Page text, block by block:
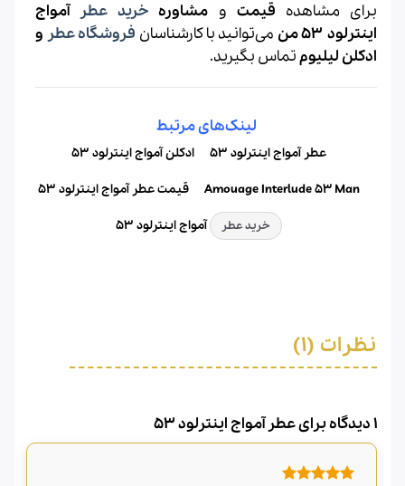
برای مشاهده قیمت و مشاوره خرید عطر آمواج
اینترلود ۵۳ من
می‌توانید با کارشناسان فروشگاه عطر و
ادکلن لیلیومتماس بگیرید.
لینک‌های مرتبط
عطر آمواج اینترلود ۵۳ ادکلن آمواج اینترلود ۵۳
Amouage Interlude 53 Man قیمت عطر آمواج اینترلود ۵۳
خرید عطر آمواج اینترلود ۵۳
نظرات (1)
1 دیدگاه برای عطر آمواج اینترلود 53